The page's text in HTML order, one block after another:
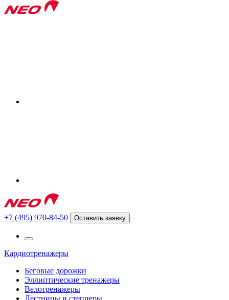
+7 (495) 970-84-50 Оставить заявку
Кардиотренажеры
Беговые дорожки
Эллиптические тренажеры
Велотренажеры
Лестницы и степперы